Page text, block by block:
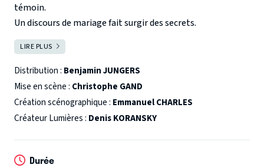
témoin.
Un discours de mariage fait surgir des secrets.
C’est la quatrième fois que Thomas est témoin d’un
mariage.
Il y a les éternels seconds… et les éternels témoins.
Mais cette fois, lors du discours attendu, Thomas n’a rien
écrit.
Du collège où il a rencontré Vincent aux premières nuits en
LIRE PLUS
Distribution : Benjamin JUNGERS
Mise en scène : Christophe GAND
Création scénographique : Emmanuel CHARLES
Créateur Lumières : Denis KORANSKY
Durée